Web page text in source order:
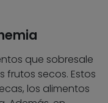
que sobresale
frutos secos. Estos
los alimentos